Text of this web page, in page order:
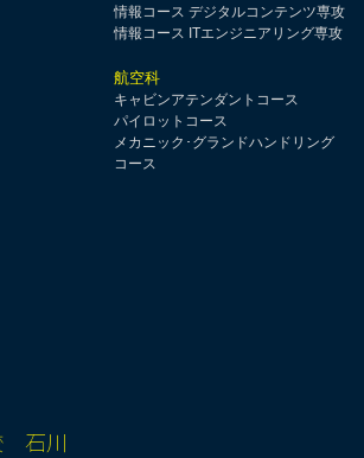
情報コース デジタルコンテンツ専攻
情報コース ITエンジニアリング専攻
航空科
キャビンアテンダントコース
パイロットコース
メカニック･グランドハンドリング
コース
石川